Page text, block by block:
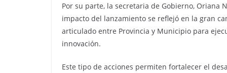
Por su parte, la secretaria de Gobierno, Oriana
impacto del lanzamiento se reflejó en la gran
articulado entre Provincia y Municipio para
innovación.
Este tipo de acciones permiten fortalecer el